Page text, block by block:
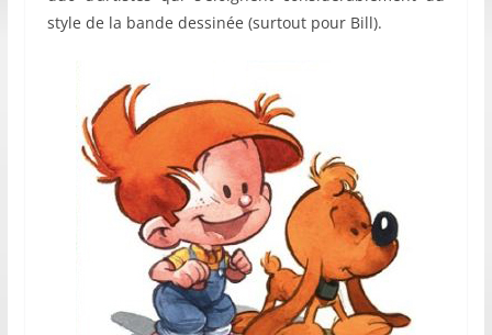
style de la bande dessinée (surtout pour Bill).